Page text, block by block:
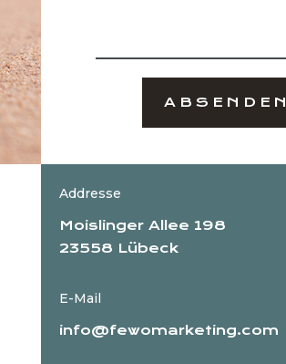
ABSENDEN
Addresse
Moislinger Allee 198
23558 Lübeck
E-Mail
info@fewomarketing.com